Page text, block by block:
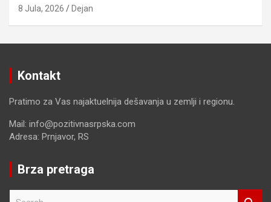
8 Jula, 2026 Dejan
Kontakt
Pratimo za Vas najaktuelnija dešavanja u zemlji i regionu.
Mail: info@pozitivnasrpska.com
Adresa: Prnjavor, RS
Brza pretraga